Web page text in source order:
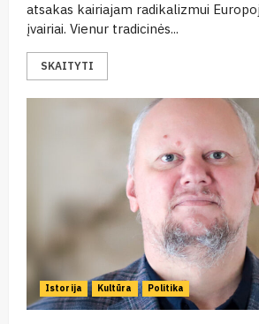
atsakas kairiajam radikalizmui
įvairiai. Vienur tradicinės...
SKAITYTI
Istorija Kultūra Politika